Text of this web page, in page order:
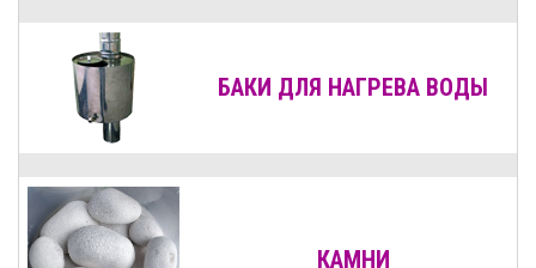
БАКИ ДЛЯ НАГРЕВА ВОДЫ
КАМНИ